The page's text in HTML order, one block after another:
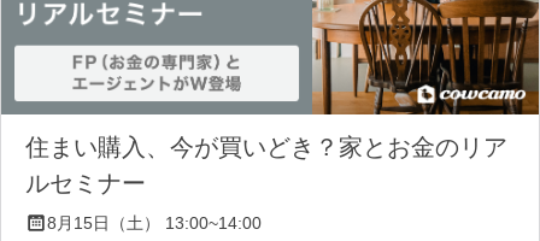
住まい購入、今が買いどき？家とお金のリア
ルセミナー
8月15日（土） 13:00~14:00